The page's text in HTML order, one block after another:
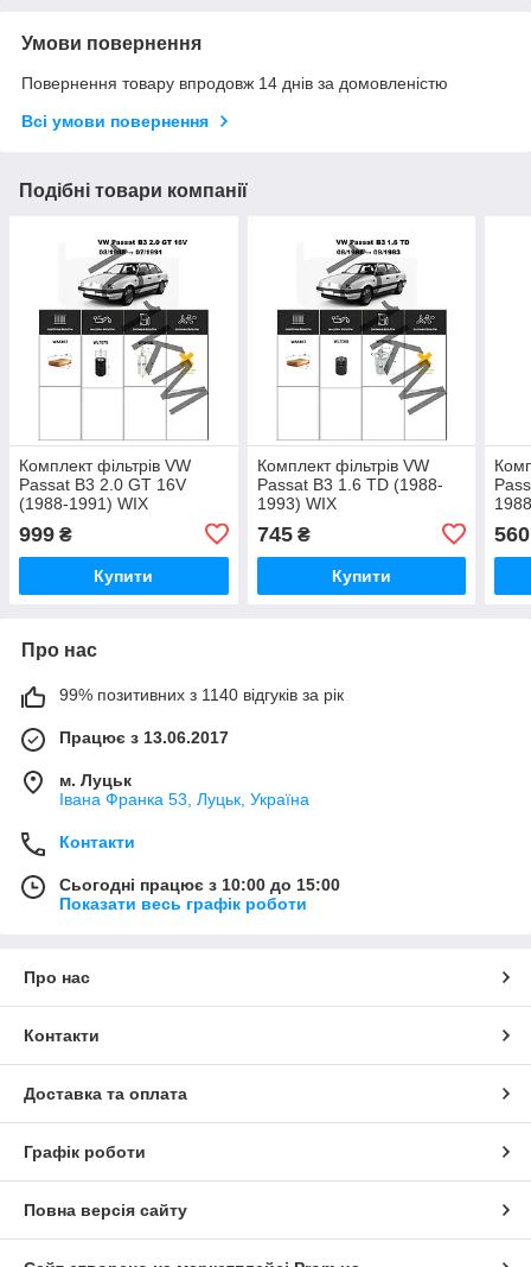
Умови повернення
Повернення товару впродовж 14 днів за домовленістю
Всі умови повернення
Подібні товари компанії
Комплект фільтрів VW
Passat B3 2.0 GT 16V
(1988-1991) WIX
999 ₴
Купити
Комплект фільтрів VW
Passat B3 1.6 TD (1988-
1993) WIX
745₴
Купити
560
Про нас
99% позитивних з 1140 відгуків за рік
Працює з 13.06.2017
м. Луцьк
Івана Франка 53, Луцьк, Україна
Контакти
Сьогодні працює з 10:00 до 15:00
Показати весь графік роботи
Про нас
Контакти
Доставка та оплата
Графік роботи
Повна версія сайту